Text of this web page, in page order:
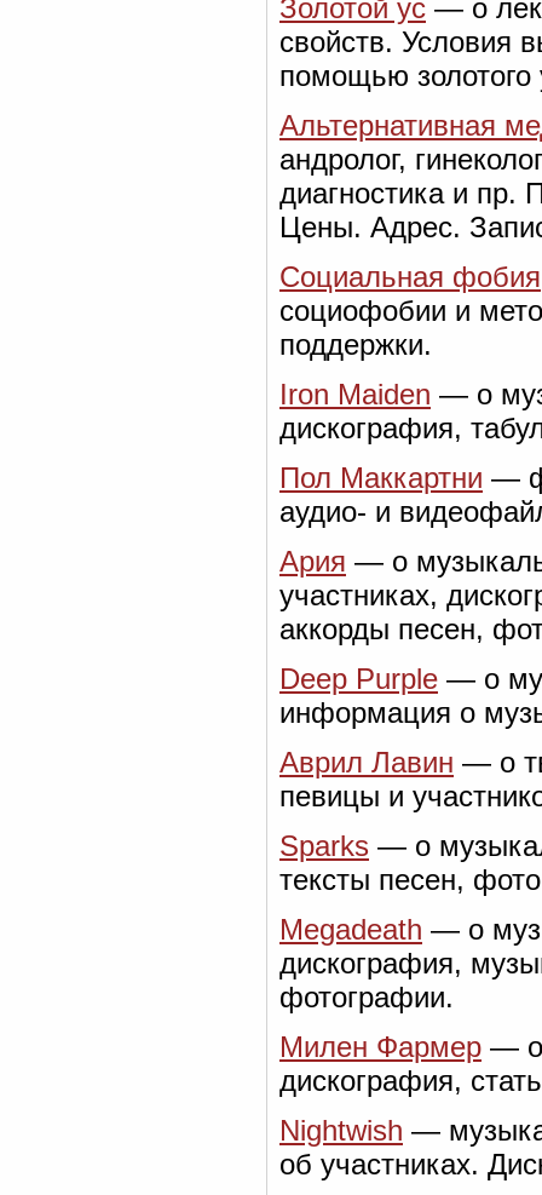
Золотой ус — о
свойств. Условия
помощью золотого
Альтернативная
андролог,
диагностика и пр.
Цены. Адрес.
Социальная фобия
социофобии и
поддержки.
Iron Maiden — о
дискография,
Пол Маккартни —
аудио- и
Ария — о
участниках,
аккорды песен,
Deep Purple — о
информация о
Аврил Лавин — о
певицы и
Sparks — о
тексты песен,
Megadeath — о
дискография,
фотографии.
Милен Фармер — о
дискография,
Nightwish —
об участниках.